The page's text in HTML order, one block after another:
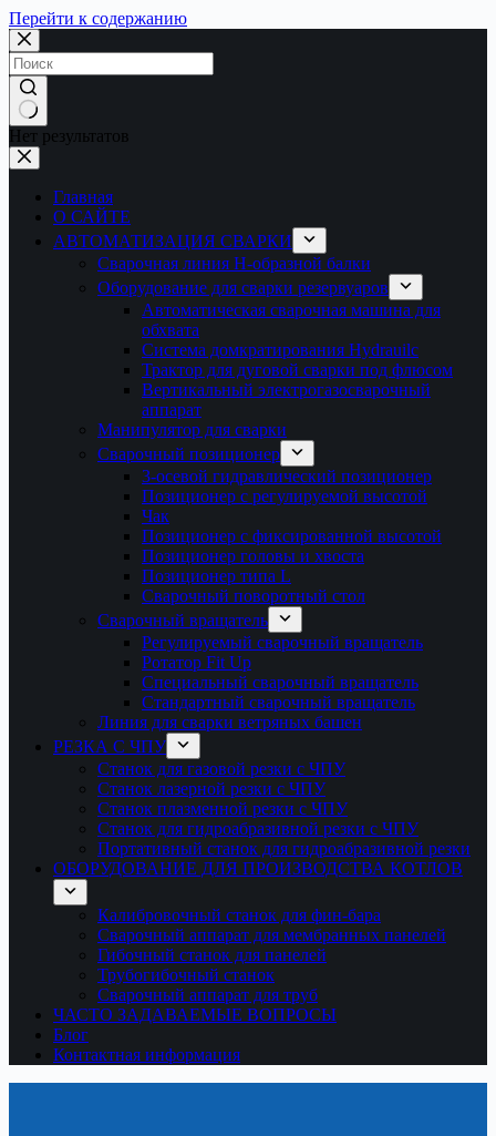
Перейти к содержанию
Нет результатов
Главная
О САЙТЕ
АВТОМАТИЗАЦИЯ СВАРКИ
Сварочная линия H-образной балки
Оборудование для сварки резервуаров
Автоматическая сварочная машина для
обхвата
Система домкратирования Hydrauilc
Трактор для дуговой сварки под флюсом
Вертикальный электрогазосварочный
аппарат
Манипулятор для сварки
Сварочный позиционер
3-осевой гидравлический позиционер
Позиционер с регулируемой высотой
Чак
Позиционер с фиксированной высотой
Позиционер головы и хвоста
Позиционер типа L
Сварочный поворотный стол
Сварочный вращатель
Регулируемый сварочный вращатель
Ротатор Fit Up
Специальный сварочный вращатель
Стандартный сварочный вращатель
Линия для сварки ветряных башен
РЕЗКА С ЧПУ
Станок для газовой резки с ЧПУ
Станок лазерной резки с ЧПУ
Станок плазменной резки с ЧПУ
Станок для гидроабразивной резки с ЧПУ
Портативный станок для гидроабразивной резки
ОБОРУДОВАНИЕ ДЛЯ ПРОИЗВОДСТВА КОТЛОВ
Калибровочный станок для фин-бара
Сварочный аппарат для мембранных панелей
Гибочный станок для панелей
Трубогибочный станок
Сварочный аппарат для труб
ЧАСТО ЗАДАВАЕМЫЕ ВОПРОСЫ
Блог
Контактная информация